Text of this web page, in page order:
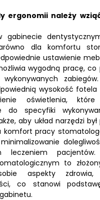
ergonomii należy
gabinecie
dla komfortu
ustawienie
wygodną pracę, co
wykonywanych
wysokość
oświetlenia,
do specyfiki
aby układ narzędzi
komfort pracy
leczeniem
to
aspekty zdrowia,
co stanowi